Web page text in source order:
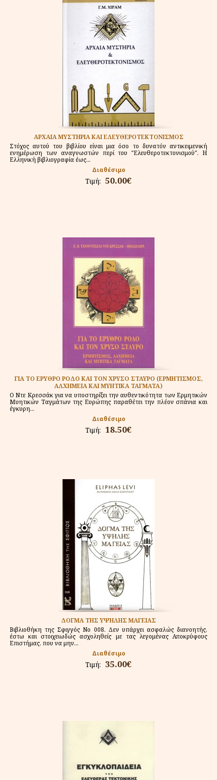
ΑΡΧΑΙΑ ΜΥΣΤΗΡΙΑ ΚΑΙ ΕΛΕΥΘΕΡΟΤΕΚΤΟΝΙΣΜΟΣ
Στόχος αυτού του βιβλίου είναι μια όσο το δυνατόν αντικειμενική
ενημέρωση των αναγνωστών περί του "Ελευθεροτεκτονισμού". Η
Ελληνική βιβλιογραφία έως...
Διαθέσιμο
Τιμή: 50.00€
ΓΙΑ ΤΟ ΕΡΥΘΡΟ ΡΟΔΟ ΚΑΙ ΤΟΝ ΧΡΥΣΟ ΣΤΑΥΡΟ (ΕΡΜΗΤΙΣΜΟΣ,
ΑΛΧΗΜΕΙΑ ΚΑΙ ΜΥΗΤΙΚΑ ΤΑΓΜΑΤΑ)
Ο Ντε Κρεσσάκ για να υποστηρίξει την αυθεντικότητα των Ερμητικών
Μυητικών Ταγμάτων της Ευρώπης παραθέτει την πλέον σπάνια και
έγκυρη...
Διαθέσιμο
Τιμή: 18.50€
ΔΟΓΜΑ ΤΗΣ ΥΨΗΛΗΣ ΜΑΓΕΙΑΣ
Βιβλιοθήκη της Σφιγγός Νο 008. Δεν υπάρχει ασφαλώς διανοητής,
έστω και στοιχειωδώς ασχοληθείς με τας λεγομένας Αποκρύφους
Επιστήμας, που να μην...
Διαθέσιμο
Τιμή: 35.00€